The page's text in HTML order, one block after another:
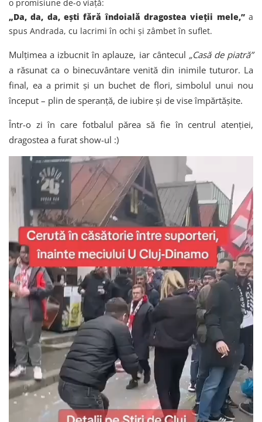
o promisiune de-o viață:
„Da, da, da, ești fără îndoială dragostea vieții mele,”a
spus Andrada, cu lacrimi în ochi și zâmbet în suflet.
Mulțimea a izbucnit în aplauze, iar cântecul „Casă de piatră”
a răsunat ca o binecuvântare venită din inimile tuturor. La
final, ea a primit și un buchet de flori, simbolul unui nou
început – plin de speranță, de iubire și de vise împărtășite.
Într-o zi în care fotbalul părea să fie în centrul atenției,
dragostea a furat show-ul :)